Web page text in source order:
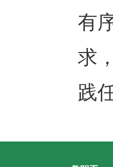
有
求
践